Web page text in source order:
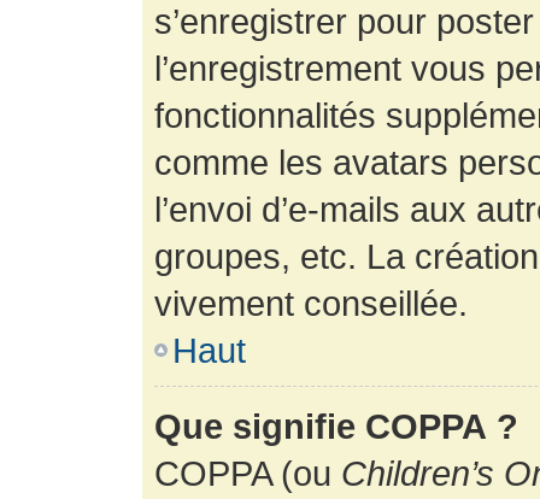
s’enregistrer pour
l’enregistrement vous
fonctionnalités
comme les avatars
l’envoi d’e-mails aux
groupes, etc. La
vivement conseillée.
Haut
Que signifie COPPA ?
COPPA (ou Children’s